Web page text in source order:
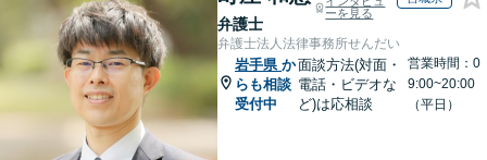
弁護士
ーを見る
弁護士法人法律事務所せんだい
岩手県 か
らも相談
受付中
面談方法(対面・
電話・ビデオな
ど)は応相談
営業時間：0
9:00~20:00
（平日）